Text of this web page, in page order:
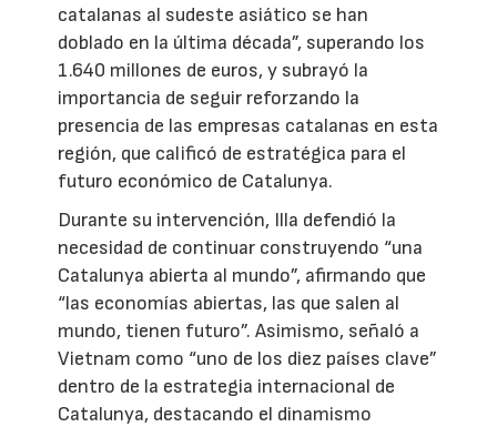
catalanas al sudeste asiático se han
doblado en la última década”, superando los
1.640 millones de euros, y subrayó la
importancia de seguir reforzando la
presencia de las empresas catalanas en esta
región, que calificó de estratégica para el
futuro económico de Catalunya.
Durante su intervención, Illa defendió la
necesidad de continuar construyendo “una
Catalunya abierta al mundo”, afirmando que
“las economías abiertas, las que salen al
mundo, tienen futuro”. Asimismo, señaló a
Vietnam como “uno de los diez países clave”
dentro de la estrategia internacional de
Catalunya, destacando el dinamismo